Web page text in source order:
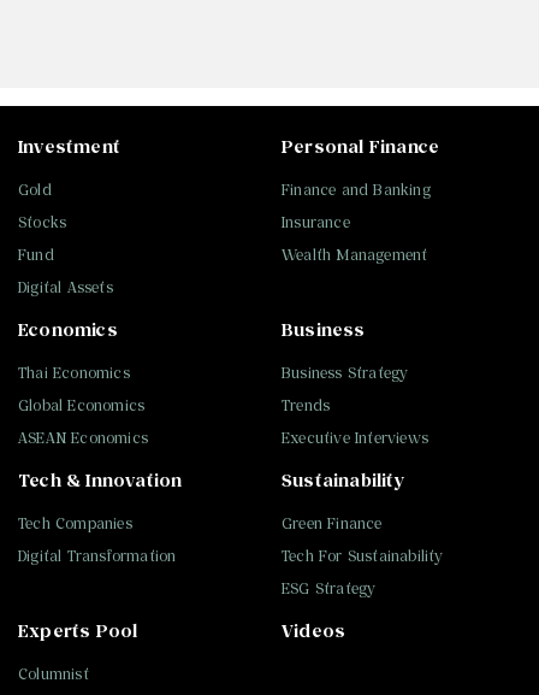
Investment
Gold
Stocks
Fund
Digital Assets
Personal Finance
Finance and Banking
Insurance
Wealth Management
Business
Business Strategy
Trends
Executive Interviews
Tech & Innovation
Tech Companies
Digital Transformation
Sustainability
Green Finance
Tech For Sustainability
ESG Strategy
Economics
Thai Economics
Global Economics
ASEAN Economics
Experts Pool
Columnist
Videos